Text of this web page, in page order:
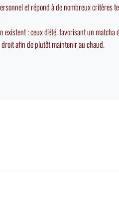
et répond à de nombreux critères
existent : ceux d'été, favorisant un matcha
afin de plutôt maintenir au chaud.